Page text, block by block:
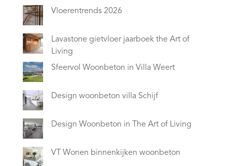
Vloerentrends 2026
Lavastone gietvloer jaarboek the Art of
Living
Sfeervol Woonbeton in Villa Weert
Design woonbeton villa Schijf
Design Woonbeton in The Art of Living
VT Wonen binnenkijken woonbeton